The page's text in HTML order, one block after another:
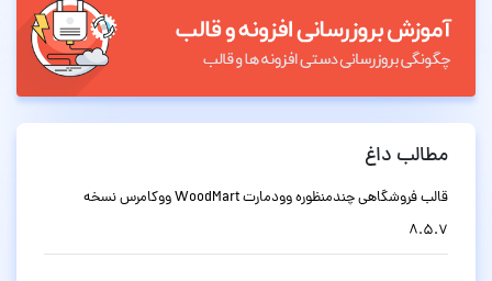
مطالب داغ
قالب فروشگاهی چندمنظوره وودمارت WoodMart ووکامرس نسخه
8.5.7